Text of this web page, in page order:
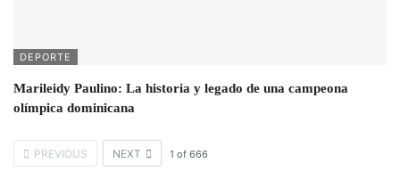
DEPORTE
Marileidy Paulino: La historia y legado de una campeona
olímpica dominicana
PREVIOUS NEXT 1 of 666